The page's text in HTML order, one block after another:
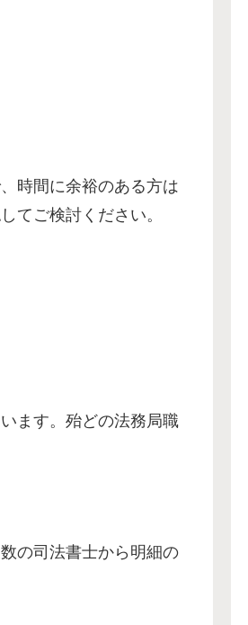
時間に余裕のある方は
てご検討ください。
ます。殆どの法務局職
の司法書士から明細の